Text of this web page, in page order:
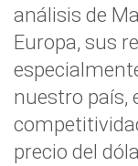
análisis de
Europa, sus
nuestro país,
precio del